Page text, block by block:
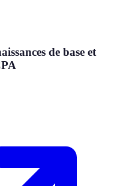
de base et